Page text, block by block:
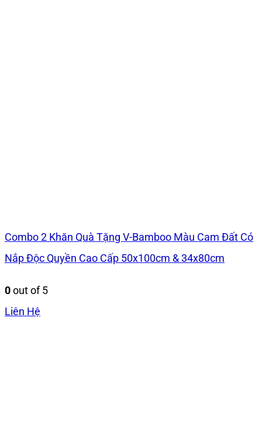
Combo 2 Khăn Quà Tặng V-Bamboo Màu Cam Đất Có
Nắp Độc Quyền Cao Cấp 50x100cm & 34x80cm
0out of 5
Liên Hệ